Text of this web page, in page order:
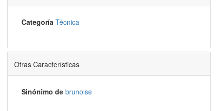
Categoría Técnica
Otras Características
Sinónimo de brunoise